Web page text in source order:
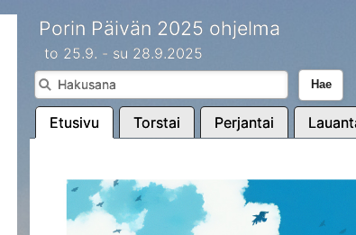
Porin Päivän 2025 ohjelma
to 25.9. - su 28.9.2025
Hae
Etusivu Torstai Perjantai